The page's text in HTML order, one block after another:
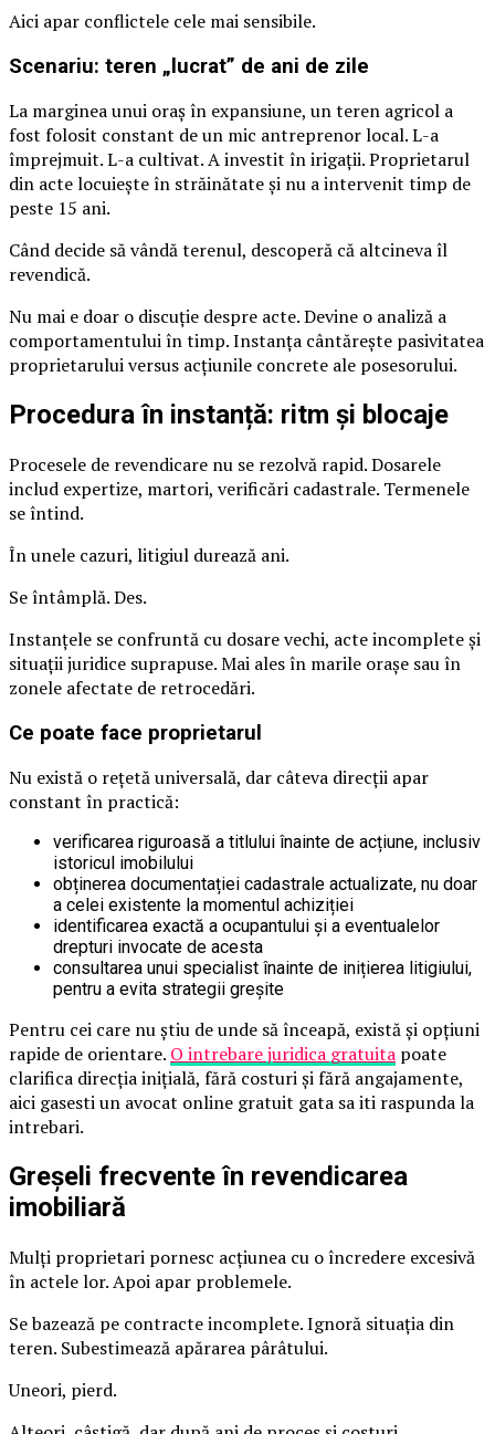
Aici apar conflictele cele mai sensibile.
Scenariu: teren „lucrat” de ani de zile
La marginea unui oraș în expansiune, un teren agricol a
fost folosit constant de un mic antreprenor local. L-a
împrejmuit. L-a cultivat. A investit în irigații. Proprietarul
din acte locuiește în străinătate și nu a intervenit timp de
peste 15 ani.
Când decide să vândă terenul, descoperă că altcineva îl
revendică.
Nu mai e doar o discuție despre acte. Devine o analiză a
comportamentului în timp. Instanța cântărește pasivitatea
proprietarului versus acțiunile concrete ale posesorului.
Procedura în instanță: ritm și blocaje
Procesele de revendicare nu se rezolvă rapid. Dosarele
includ expertize, martori, verificări cadastrale. Termenele
se întind.
În unele cazuri, litigiul durează ani.
Se întâmplă. Des.
Instanțele se confruntă cu dosare vechi, acte incomplete și
situații juridice suprapuse. Mai ales în marile orașe sau în
zonele afectate de retrocedări.
Ce poate face proprietarul
Nu există o rețetă universală, dar câteva direcții apar
constant în practică:
verificarea riguroasă a titlului înainte de acțiune, inclusiv
istoricul imobilului
obținerea documentației cadastrale actualizate, nu doar
a celei existente la momentul achiziției
identificarea exactă a ocupantului și a eventualelor
drepturi invocate de acesta
consultarea unui specialist înainte de inițierea litigiului,
pentru a evita strategii greșite
Pentru cei care nu știu de unde să înceapă, există și opțiuni
rapide de orientare. O intrebare juridica gratuita poate
clarifica direcția inițială, fără costuri și fără angajamente,
aici gasesti un avocat online gratuit gata sa iti raspunda la
intrebari.
Greșeli frecvente în revendicarea
imobiliară
Mulți proprietari pornesc acțiunea cu o încredere excesivă
în actele lor. Apoi apar problemele.
Se bazează pe contracte incomplete. Ignoră situația din
teren. Subestimează apărarea pârâtului.
Uneori, pierd.